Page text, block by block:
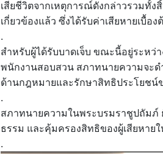
เสียชีวิตจากเหตุการณ์ดังกล่าวรวมทั้ง
เกี่ยวข้องแล้ว ซึ่งได้รับค่าเสียหายเบื้
.
สำหรับผู้ได้รับบาดเจ็บ ขณะนี้อยู่ระหว่
พนักงานสอบสวน สภาทนายความจะด
ด้านกฎหมายและรักษาสิทธิประโยชน์
.
สภาทนายความในพระบรมราชูปถัมภ์
ธรรม และคุ้มครองสิทธิของผู้เสียหาย
.